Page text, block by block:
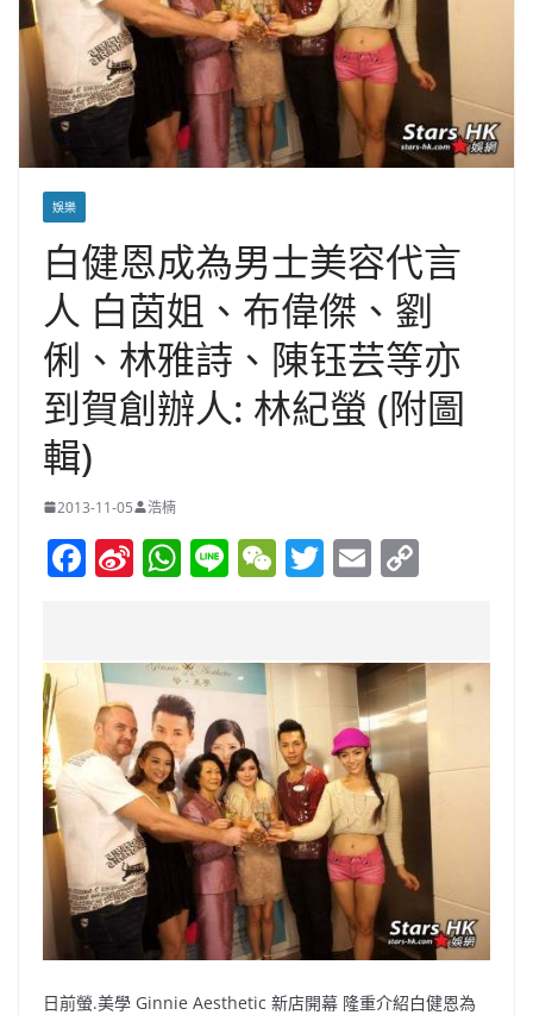
娛樂
白健恩成為男士美容代言
人 白茵姐、布偉傑、劉
俐、林雅詩、陳钰芸等亦
到賀創辦人: 林紀螢 (附圖
輯)
2013-11-05 浩楠
F
e
b
o
o
k
Si
W
ei
b
o
W
s
A
p
p
Li W
h
at
T
er
E
l y
Li
n
k
日前螢.美學 Ginnie Aesthetic 新店開幕 隆重介紹白健恩為